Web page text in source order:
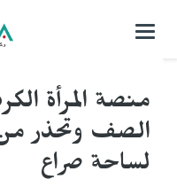
التحكم
منصة المرأة
الصف وتحذر من
لساحة صراع